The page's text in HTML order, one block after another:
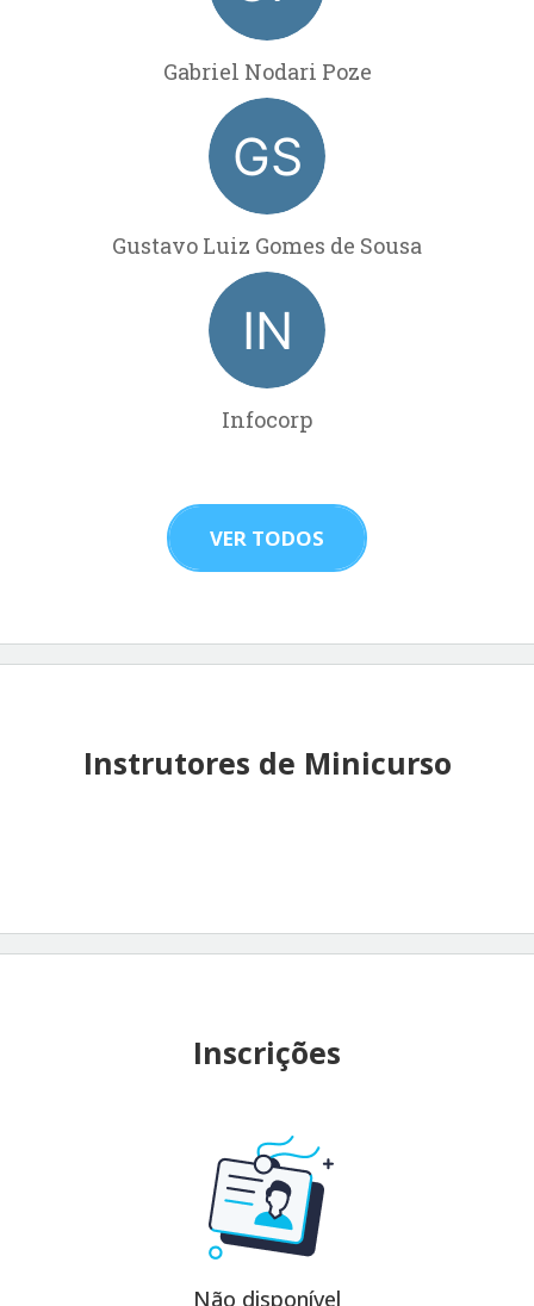
Gabriel Nodari Poze
Gustavo Luiz Gomes de Sousa
Infocorp
VER TODOS
Instrutores de Minicurso
Inscrições
Não disponível